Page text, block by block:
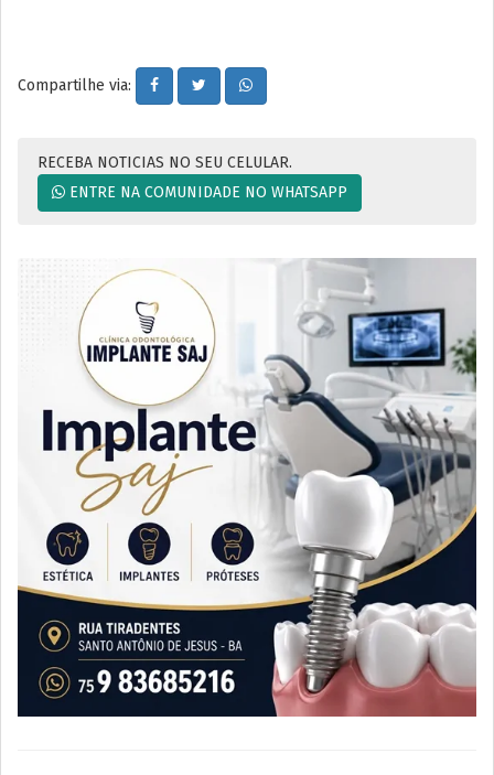
Compartilhe via:
RECEBA NOTICIAS NO SEU CELULAR.
ENTRE NA COMUNIDADE NO WHATSAPP